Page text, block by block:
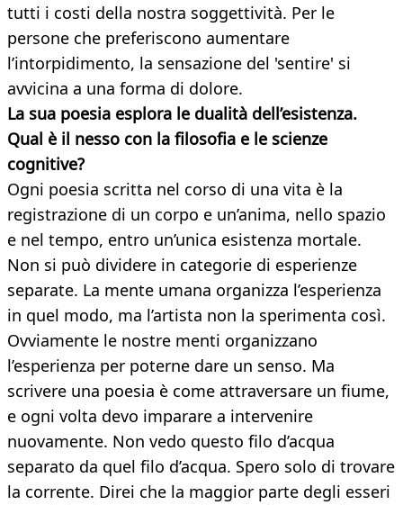
tutti i costi della nostra soggettività. Per le
persone che preferiscono aumentare
l’intorpidimento, la sensazione del 'sentire' si
avvicina a una forma di dolore.
La sua poesia esplora le dualità dell’esistenza.
Qual è il nesso con la filosofia e le scienze
cognitive?
Ogni poesia scritta nel corso di una vita è la
registrazione di un corpo e un’anima, nello spazio
e nel tempo, entro un’unica esistenza mortale.
Non si può dividere in categorie di esperienze
separate. La mente umana organizza l’esperienza
in quel modo, ma l’artista non la sperimenta così.
Ovviamente le nostre menti organizzano
l’esperienza per poterne dare un senso. Ma
scrivere una poesia è come attraversare un fiume,
e ogni volta devo imparare a intervenire
nuovamente. Non vedo questo filo d’acqua
separato da quel filo d’acqua. Spero solo di trovare
la corrente. Direi che la maggior parte degli esseri